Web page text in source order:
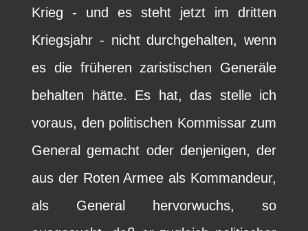
Krieg - und es steht jetzt im dritten
Kriegsjahr - nicht durchgehalten, wenn
es die früheren zaristischen Generäle
behalten hätte. Es hat, das stelle ich
voraus, den politischen Kommissar zum
General gemacht oder denjenigen, der
aus der Roten Armee als Kommandeur,
als General hervorwuchs, so